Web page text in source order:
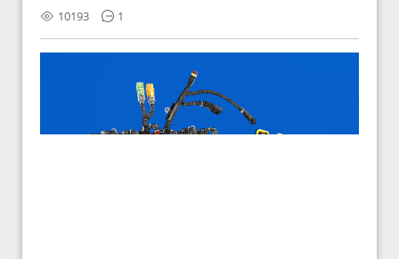
10193 1